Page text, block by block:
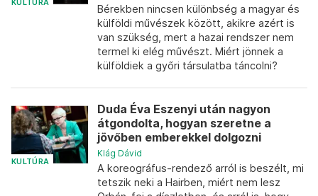
KULTÚRA
Bérekben nincsen különbség a magyar és
külföldi művészek között, akikre azért is
van szükség, mert a hazai rendszer nem
termel ki elég művészt. Miért jönnek a
külföldiek a győri társulatba táncolni?
KULTÚRA
Duda Éva Eszenyi után nagyon
átgondolta, hogyan szeretne a
jövőben emberekkel dolgozni
Klág Dávid
A koreográfus-rendező arról is beszélt, mi
tetszik neki a Hairben, miért nem lesz